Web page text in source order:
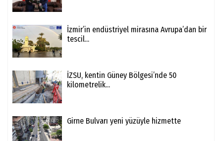
İzmir’in endüstriyel mirasına Avrupa’dan bir
tescil...
İZSU, kentin Güney Bölgesi’nde 50
kilometrelik...
Girne Bulvarı yeni yüzüyle hizmette